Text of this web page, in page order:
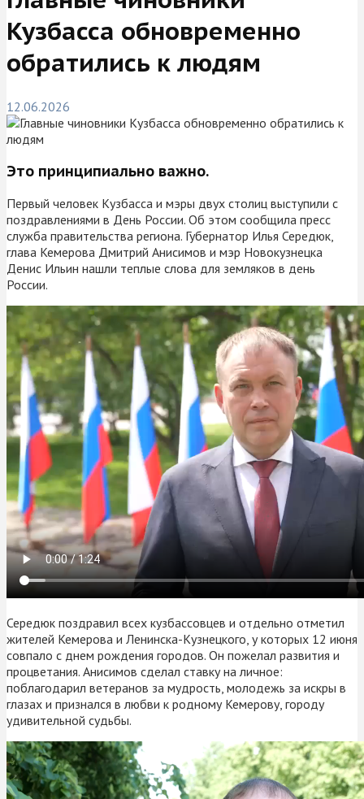
Кузбасса обновременно
обратились к людям
12.06.2026
Это принципиально важно.
Первый человек Кузбасса и мэры двух столиц выступили с
поздравлениями в День России. Об этом сообщила пресс
служба правительства региона. Губернатор Илья Середюк,
глава Кемерова Дмитрий Анисимов и мэр Новокузнецка
Денис Ильин нашли теплые слова для земляков в день
России.
Середюк поздравил всех кузбассовцев и отдельно отметил
жителей Кемерова и Ленинска-Кузнецкого, у которых 12 июня
совпало с днем рождения городов. Он пожелал развития и
процветания. Анисимов сделал ставку на личное:
поблагодарил ветеранов за мудрость, молодежь за искры в
глазах и признался в любви к родному Кемерову, городу
удивительной судьбы.